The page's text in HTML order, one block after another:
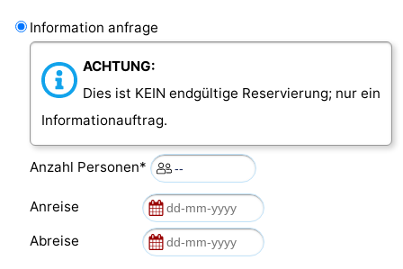
Information anfrage
ACHTUNG:
Dies ist KEIN endgültige Reservierung; nur ein
Informationauftrag.
Anzahl Personen*
Anreise
Abreise